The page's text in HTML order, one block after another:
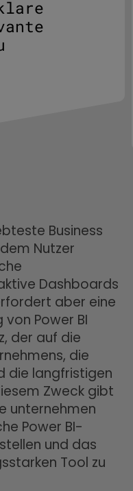
Business
Nutzer
Dashboards
aber eine
Power BI
der auf die
die
die langfristigen
Zweck gibt
unternehmen
Power BI-
und das
Tool zu